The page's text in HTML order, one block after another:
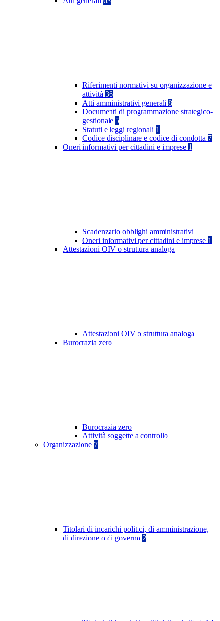
Riferimenti normativi su organizzazione e
attività 36
Atti amministrativi generali 8
Documenti di programmazione strategico-
gestionale 5
Statuti e leggi regionali 1
Codice disciplinare e codice di condotta 7
Oneri informativi per cittadini e imprese 1
Scadenzario obblighi amministrativi
Oneri informativi per cittadini e imprese 1
Attestazioni OIV o struttura analoga
Attestazioni OIV o struttura analoga
Burocrazia zero
Burocrazia zero
Attività soggette a controllo
Organizzazione 7
Titolari di incarichi politici, di amministrazione,
di direzione o di governo 2